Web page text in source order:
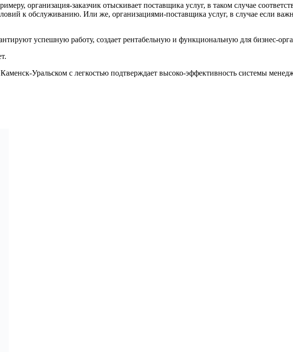
организация-заказчик отыскивает поставщика услуг, в таком случае
к обслуживанию. Или же, организациями-поставщика услуг, в случае если
успешную работу, создает рентабельную и функциональную для бизнес-
Уральском с легкостью подтверждает высоко-эффективность системы